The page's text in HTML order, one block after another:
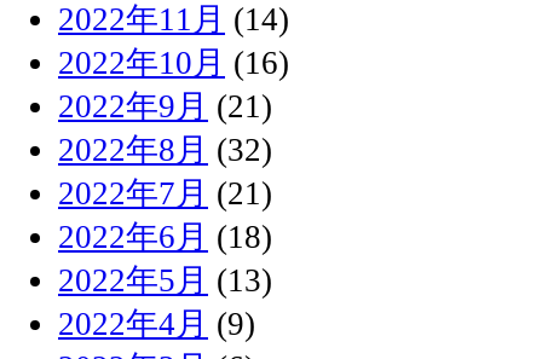
2022年11月 (14)
2022年10月 (16)
2022年9月 (21)
2022年8月 (32)
2022年7月 (21)
2022年6月 (18)
2022年5月 (13)
2022年4月 (9)